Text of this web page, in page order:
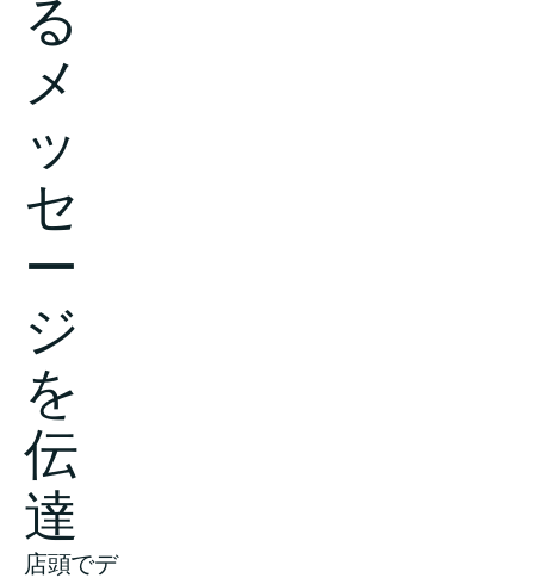
投資情報
リンク
る
メ
ッ
セ
ー
ジ
を
伝
達
店頭でデ